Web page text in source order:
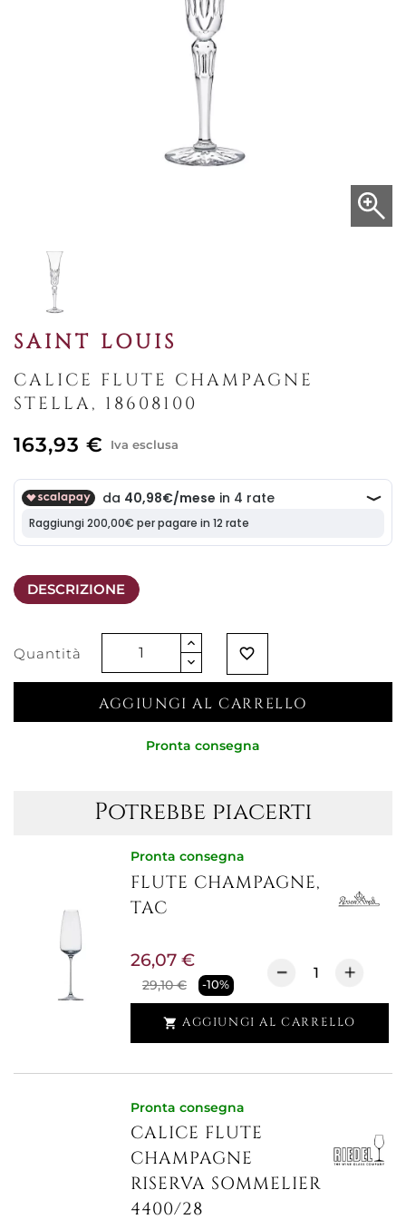
SAINT LOUIS
CALICE FLUTE CHAMPAGNE
STELLA, 18608100
163,93 € Iva esclusa
DESCRIZIONE
Quantità favorite_border
AGGIUNGI AL CARRELLO
Pronta consegna
Potrebbe piacerti
Pronta consegna
FLUTE CHAMPAGNE,
TAC
29,10 € -10%
26,07 €
 AGGIUNGI AL CARRELLO
Pronta consegna
CALICE FLUTE
CHAMPAGNE
RISERVA SOMMELIER
4400/28